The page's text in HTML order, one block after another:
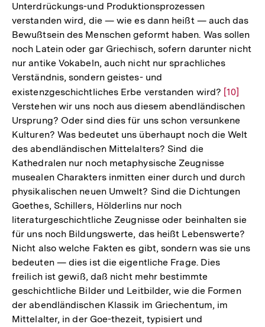
Unterdrückungs-und Produktionsprozessen
verstanden wird, die — wie es dann heißt — auch das
Bewußtsein des Menschen geformt haben. Was sollen
noch Latein oder gar Griechisch, sofern darunter nicht
nur antike Vokabeln, auch nicht nur sprachliches
Verständnis, sondern geistes- und
existenzgeschichtliches Erbe verstanden wird? Zur
der
Fußnote
[10]
Verstehen wir uns noch aus diesem abendländischen
Ursprung? Oder sind dies für uns schon versunkene
Kulturen? Was bedeutet uns überhaupt noch die Welt
des abendländischen Mittelalters? Sind die
Kathedralen nur noch metaphysische Zeugnisse
musealen Charakters inmitten einer durch und durch
physikalischen neuen Umwelt? Sind die Dichtungen
Goethes, Schillers, Hölderlins nur noch
literaturgeschichtliche Zeugnisse oder beinhalten sie
für uns noch Bildungswerte, das heißt Lebenswerte?
Nicht also welche Fakten es gibt, sondern was sie uns
bedeuten — dies ist die eigentliche Frage. Dies
freilich ist gewiß, daß nicht mehr bestimmte
geschichtliche Bilder und Leitbilder, wie die Formen
der abendländischen Klassik im Griechentum, im
Mittelalter, in der Goe-thezeit, typisiert und